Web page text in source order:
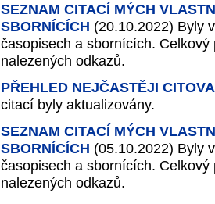
SEZNAM CITACÍ MÝCH
SBORNÍCÍCH (20.10.2022) Byly
časopisech a sbornících.
nalezených odkazů.
PŘEHLED NEJČASTĚJI
citací byly aktualizovány.
SEZNAM CITACÍ MÝCH
SBORNÍCÍCH (05.10.2022) Byly
časopisech a sbornících.
nalezených odkazů.